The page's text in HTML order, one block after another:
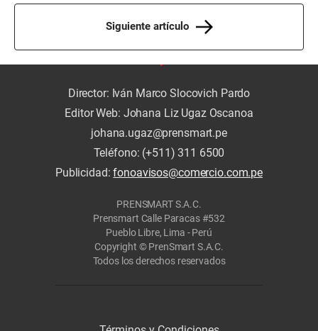
Siguiente artículo
Director: Iván Marco Slocovich Pardo
Editor Web: Johana Liz Ugaz Oscanoa
johana.ugaz@prensmart.pe
Teléfono: (+511) 311 6500
Publicidad:fonoavisos@comercio.com.pe
PRENSMART S.A.C.
Prensmart Calle Paracas #532
Pueblo Libre, Lima - Perú
Copyright © PrenSmart S.A.C.
Todos los derechos reservados